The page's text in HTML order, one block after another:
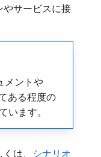
やサービスに接
メントや
ある程度の
います。
は、 シナリオ